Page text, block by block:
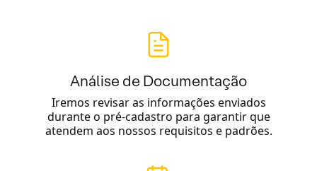
Análise de Documentação
Iremos revisar as informações enviados
durante o pré-cadastro para garantir que
atendem aos nossos requisitos e padrões.